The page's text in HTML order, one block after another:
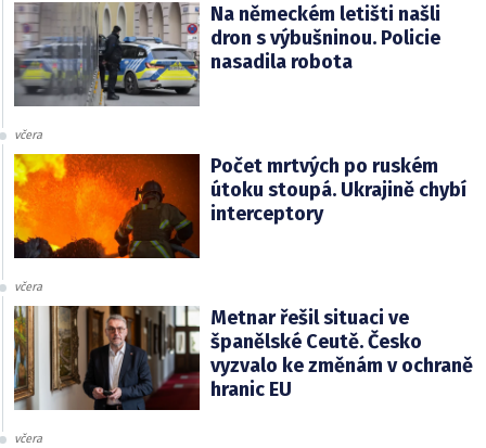
Na německém letišti našli
dron s výbušninou. Policie
nasadila robota
včera
Počet mrtvých po ruském
útoku stoupá. Ukrajině chybí
interceptory
včera
Metnar řešil situaci ve
španělské Ceutě. Česko
vyzvalo ke změnám v ochraně
hranic EU
včera